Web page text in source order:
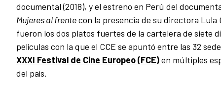
documental (2018), y el estreno en Perú del
Mujeres al frentecon la presencia de su directora Lula
fueron los dos platos fuertes de la cartelera de siete
películas con la que el CCE se apuntó entre las 32
XXXI Festival de Cine Europeo (FCE)en múltiples
del país.